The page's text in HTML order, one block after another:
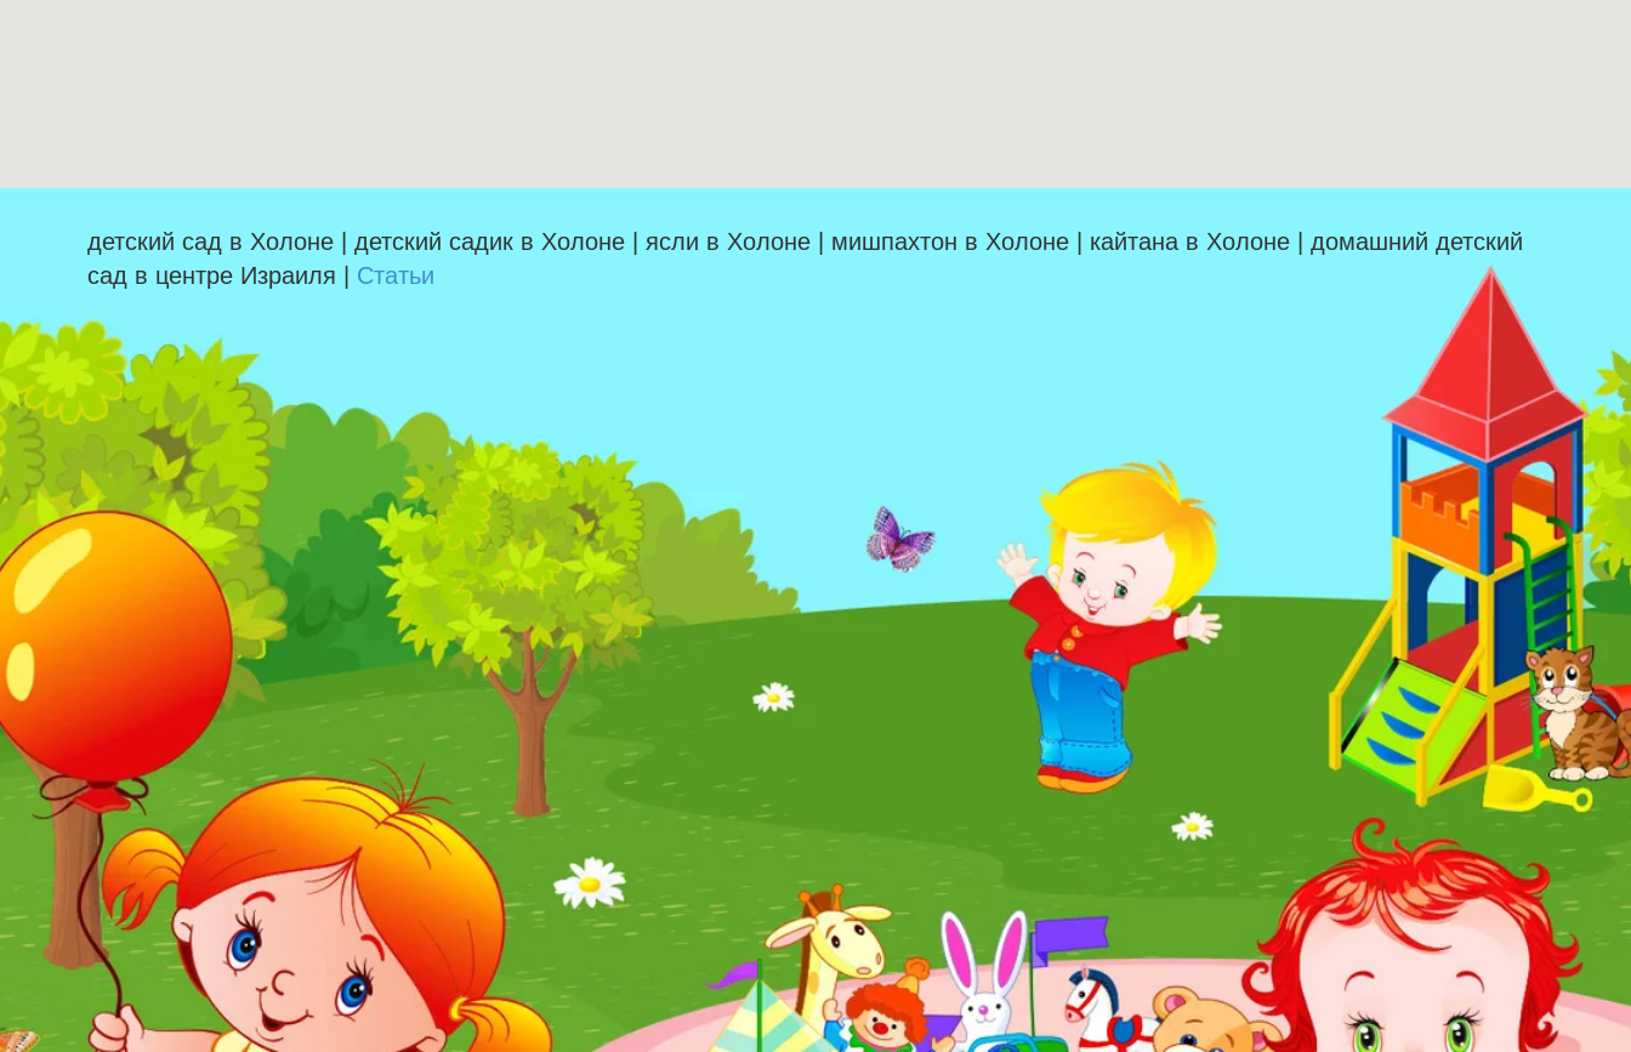
детский сад в Холоне | детский садик в Холоне | ясли в Холоне | мишпахтон в Холоне | кайтана в Холоне | домашний детский
сад в центре Израиля | Статьи